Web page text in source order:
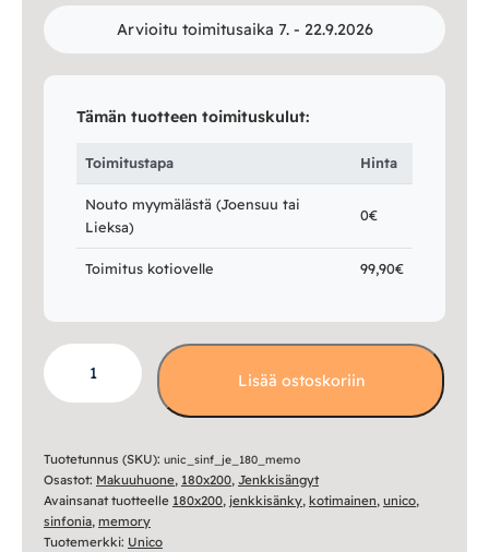
Arvioitu toimitusaika 7. - 22.9.2026
Tämän tuotteen toimituskulut:
Toimitustapa Hinta
Nouto myymälästä (Joensuu tai
Lieksa)
0€
Toimitus kotiovelle 99,90€
Sinfonia
Memory
jenkkisänkypaketti
määrä
Lisää ostoskoriin
Tuotetunnus (SKU): unic_sinf_je_180_memo
Osastot: Makuuhuone, 180x200, Jenkkisängyt
Avainsanat tuotteelle 180x200, jenkkisänky, kotimainen, unico,
sinfonia, memory
Tuotemerkki: Unico